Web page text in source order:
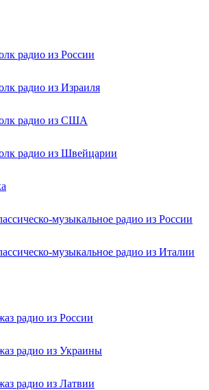
радио из России
радио из Израиля
радио из США
радио из Швейцарии
музыкальное радио из России
музыкальное радио из Италии
радио из России
радио из Украины
радио из Латвии